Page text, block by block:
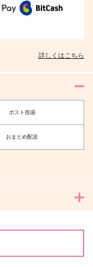
詳しくはこちら
ポスト投函
おまとめ配送